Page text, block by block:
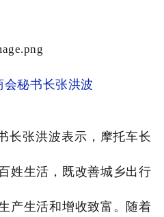
会秘书长张洪波
长张洪波表示，摩托车长
姓生活，既改善城乡出行
产生活和增收致富。随着